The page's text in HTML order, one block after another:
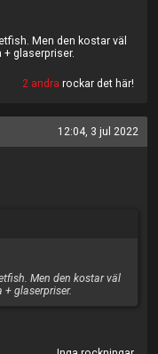
Men den kostar väl
glaserpriser.
2 andra rockar det här!
12:04, 3 jul 2022
Men den kostar väl
glaserpriser.